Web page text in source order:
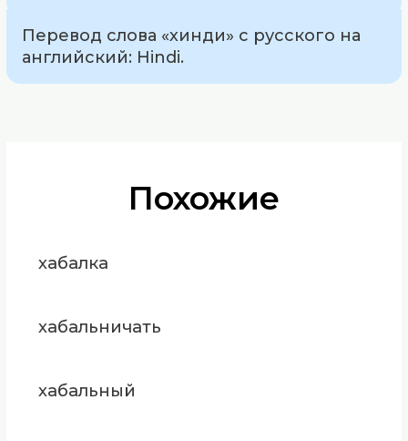
Перевод слова «хинди» с русского на
английский: Hindi.
Похожие
хабалка
хабальничать
хабальный